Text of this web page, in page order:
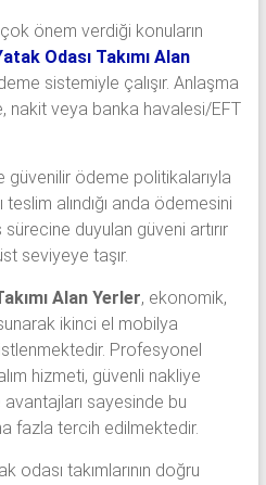
çok önem verdiği konuların
Odası Takımı Alan
sistemiyle çalışır. Anlaşma
nakit veya banka havalesi/EFT
güvenilir ödeme politikalarıyla
teslim alındığı anda ödemesini
sürecine duyulan güveni artırır
seviyeye taşır.
Alan Yerler, ekonomik,
ikinci el mobilya
Profesyonel
hizmeti, güvenli nakliye
sayesinde bu
fazla tercih edilmektedir.
odası takımlarının doğru